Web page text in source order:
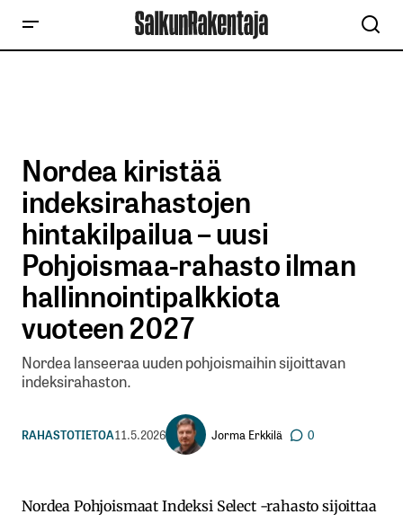
Nordea kiristää
indeksirahastojen
hintakilpailua – uusi
Pohjoismaa-rahasto ilman
hallinnointipalkkiota
vuoteen 2027
Nordea lanseeraa uuden pohjoismaihin sijoittavan
indeksirahaston.
RAHASTOTIETOA11.5.2026 Jorma Erkkilä 0
Nordea Pohjoismaat Indeksi Select -rahasto sijoittaa